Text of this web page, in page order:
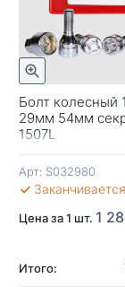
Болт колесный
29мм 54мм
1507L
Арт: S032980
Заканчивается
Цена за 1 шт. 1
Итого: